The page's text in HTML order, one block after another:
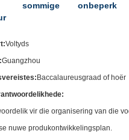
sommige onbeperk
Voltyds
Guangzhou
Baccalaureusgraad of hoër
vir die organisering van die
nuwe produkontwikkelingsplan.